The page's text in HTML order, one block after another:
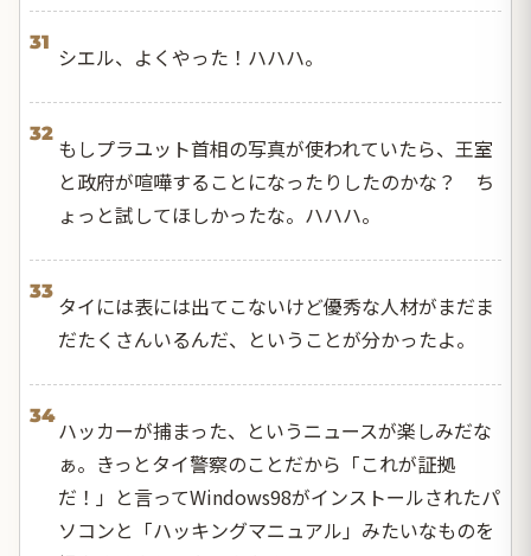
31
シエル、よくやった！ハハハ。
32
もしプラユット首相の写真が使われていたら、王室
と政府が喧嘩することになったりしたのかな？ ち
ょっと試してほしかったな。ハハハ。
33
タイには表には出てこないけど優秀な人材がまだま
だたくさんいるんだ、ということが分かったよ。
34
ハッカーが捕まった、というニュースが楽しみだな
ぁ。きっとタイ警察のことだから「これが証拠
だ！」と言ってWindows98がインストールされたパ
ソコンと「ハッキングマニュアル」みたいなものを